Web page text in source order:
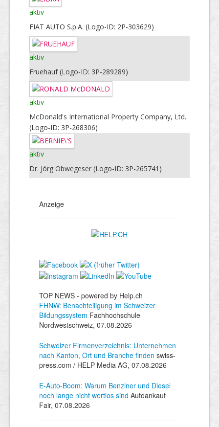
aktiv
FIAT AUTO S.p.A. (Logo-ID: 2P-303629)
aktiv
Fruehauf (Logo-ID: 3P-289289)
aktiv
McDonald's International Property Company, Ltd.
(Logo-ID: 3P-268306)
aktiv
Dr. Jörg Obwegeser (Logo-ID: 3P-265741)